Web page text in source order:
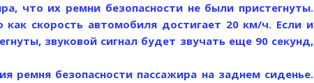
что их ремни безопасности не были пристегнуты.
как скорость автомобиля достигает 20 км/ч. Если и
звуковой сигнал будет звучать еще 90 секунд,
ремня безопасности пассажира на заднем сиденье.